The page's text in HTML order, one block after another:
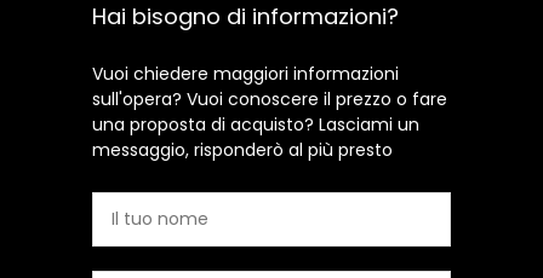
Hai bisogno di informazioni?
Vuoi chiedere maggiori informazioni
sull'opera? Vuoi conoscere il prezzo o fare
una proposta di acquisto? Lasciami un
messaggio, risponderò al più presto